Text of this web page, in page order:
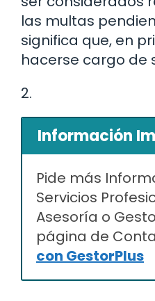
las multas
significa que, en
hacerse cargo de
2.
Información
Pide más
Servicios
Asesoría o
página de
con GestorPlus